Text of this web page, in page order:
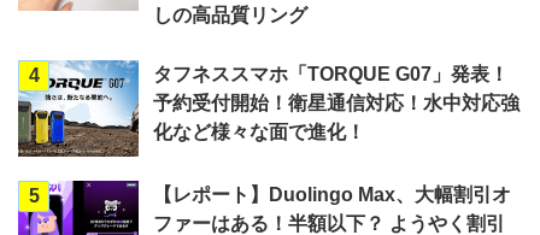
しの高品質リング
4
タフネススマホ「TORQUE G07」発表！
予約受付開始！衛星通信対応！水中対応強
化など様々な面で進化！
5
【レポート】Duolingo Max、大幅割引オ
ファーはある！半額以下？ ようやく割引